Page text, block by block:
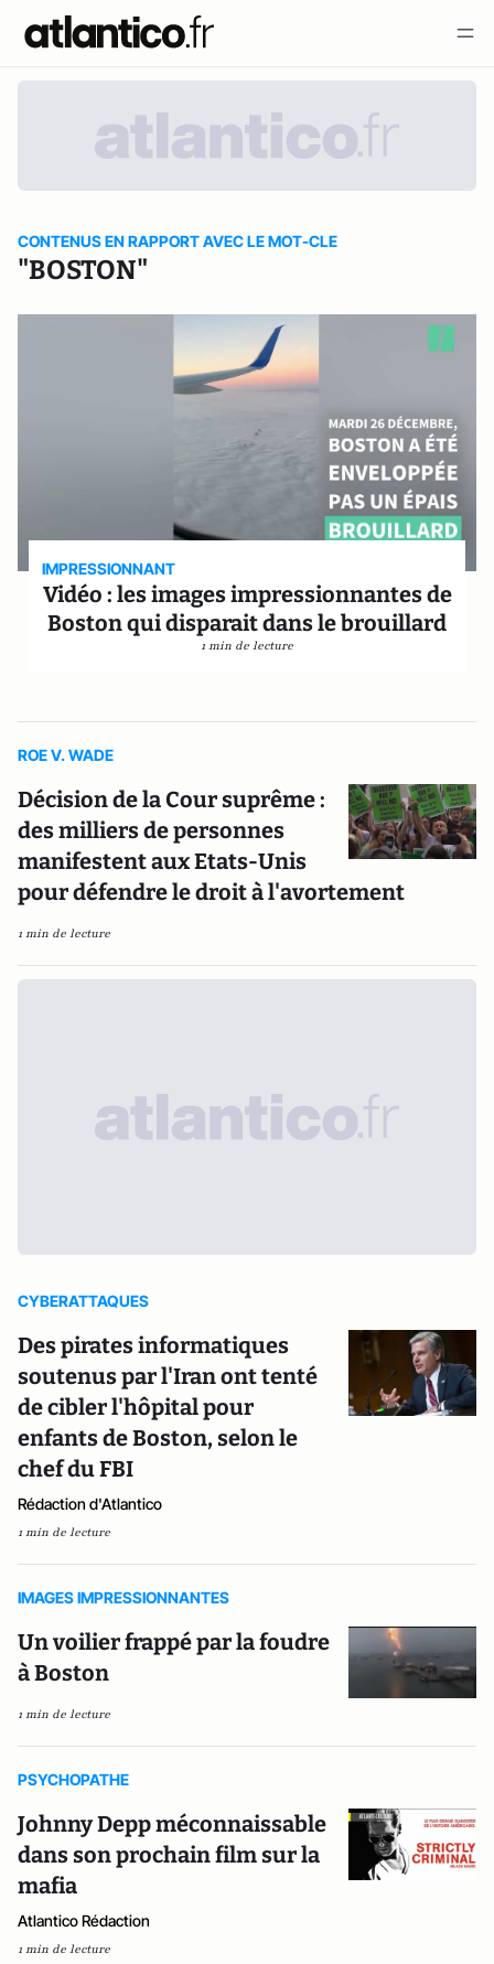
CONTENUS EN RAPPORT AVEC LE MOT-CLE
"BOSTON"
IMPRESSIONNANT
Vidéo : les images impressionnantes de
Boston qui disparait dans le brouillard
1 min de lecture
ROE V. WADE
Décision de la Cour suprême :
des milliers de personnes
manifestent aux Etats-Unis
pour défendre le droit à l'avortement
1 min de lecture
CYBERATTAQUES
Des pirates informatiques
soutenus par l'Iran ont tenté
de cibler l'hôpital pour
enfants de Boston, selon le
chef du FBI
Rédaction d'Atlantico
1 min de lecture
IMAGES IMPRESSIONNANTES
Un voilier frappé par la foudre
à Boston
1 min de lecture
PSYCHOPATHE
Johnny Depp méconnaissable
dans son prochain film sur la
mafia
Atlantico Rédaction
1 min de lecture